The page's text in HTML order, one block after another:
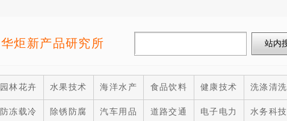
华炬新产品研究所
园林花卉 水果技术 海洋水产 食品饮料 健康技术 洗涤清洗
防冻载冷 除锈防腐 汽车用品 道路交通 电子电力 水务科技